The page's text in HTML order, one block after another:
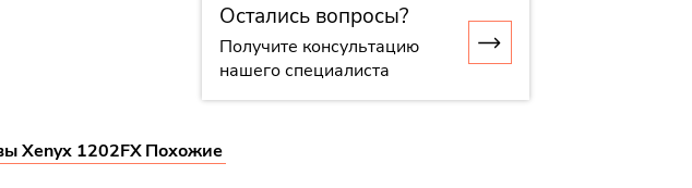
Остались вопросы?
Получите консультацию
нашего специалиста
Xenyx 1202FXПохожие